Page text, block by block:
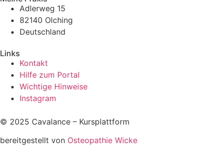
Adlerweg 15
82140 Olching
Deutschland
Links
Kontakt
Hilfe zum Portal
Wichtige Hinweise
Instagram
© 2025 Cavalance – Kursplattform
bereitgestellt von Osteopathie Wicke